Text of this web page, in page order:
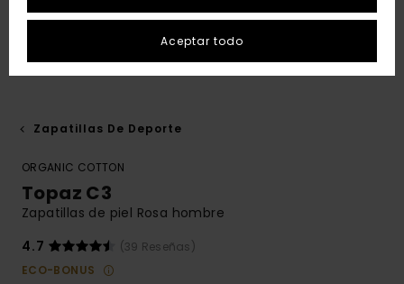
Zapatillas De Deporte
ORGANIC COTTON
Topaz C3
Zapatillas de piel Rosa hombre
4.7
(39 Reseñas)
ECO-BONUS
Aceptar todo